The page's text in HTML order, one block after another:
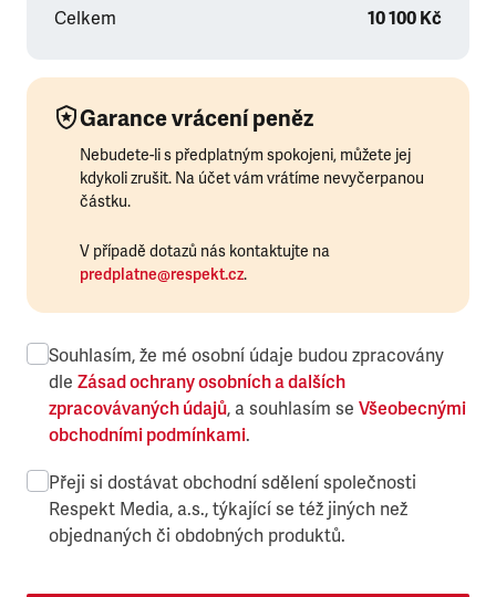
Celkem 10 100 Kč
Garance vrácení peněz
Nebudete-li s předplatným spokojeni, můžete jej
kdykoli zrušit. Na účet vám vrátíme nevyčerpanou
částku.
V případě dotazů nás kontaktujte na
predplatne@respekt.cz.
Souhlasím, že mé osobní údaje budou zpracovány
dle Zásad ochrany osobních a dalších
zpracovávaných údajů, a souhlasím se Všeobecnými
obchodními podmínkami.
Přeji si dostávat obchodní sdělení společnosti
Respekt Media, a.s., týkající se též jiných než
objednaných či obdobných produktů.